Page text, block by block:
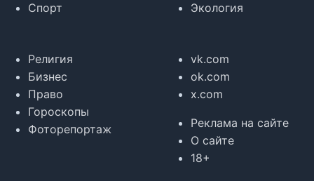
Спорт
Экология
Религия
Бизнес
Право
Гороскопы
Фоторепортаж
vk.com
ok.com
x.com
Реклама на сайте
О сайте
18+